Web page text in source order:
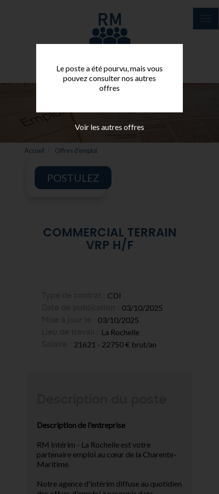
Accueil Offres d'emploi
Le poste a été pourvu, mais vous
pouvez consulter nos autres
offres
Voir les autres offres
POSTULEZ
COMMERCIAL TERRAIN
VRP H/F
CDI
03/10/2025
03/10/2025
La Rochelle
21621 - 22750 € brut/an
Description de l'entreprise
RM Intérim - La Rochelle est votre
partenaire emploi au cœur de la Charente-
Maritime.
Notre agence d'intérim diffuse au quotidien